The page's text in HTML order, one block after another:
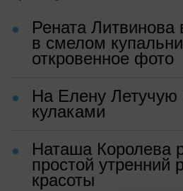
Рената Литвинова
в смелом
откровенное фото
На Елену Летучую
кулаками
Наташа Королева
простой утренний
красоты